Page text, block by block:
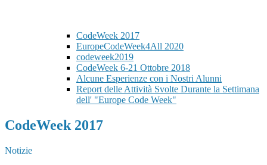
CodeWeek 2017
EuropeCodeWeek4All 2020
codeweek2019
CodeWeek 6-21 Ottobre 2018
Alcune Esperienze con i Nostri Alunni
Report delle Attività Svolte Durante la Settimana
dell' "Europe Code Week"
CodeWeek 2017
Notizie